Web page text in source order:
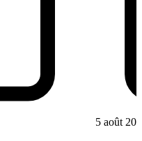
5 août